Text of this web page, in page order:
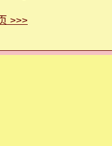
>>>